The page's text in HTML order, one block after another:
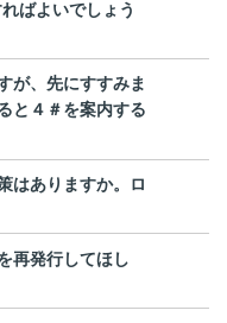
ばよいでしょう
が、先にすすみま
と４＃を案内する
はありますか。ロ
再発行してほし